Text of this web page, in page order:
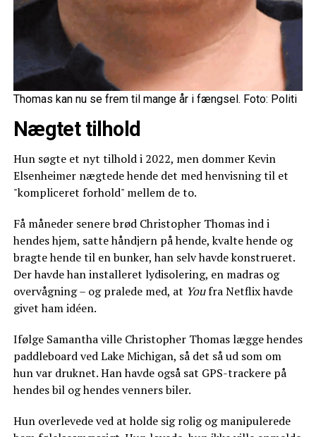
Thomas kan nu se frem til mange år i fængsel. Foto: Politi
Nægtet tilhold
Hun søgte et nyt tilhold i 2022, men dommer Kevin
Elsenheimer nægtede hende det med henvisning til et
"kompliceret forhold" mellem de to.
Få måneder senere brød Christopher Thomas ind i
hendes hjem, satte håndjern på hende, kvalte hende og
bragte hende til en bunker, han selv havde konstrueret.
Der havde han installeret lydisolering, en madras og
overvågning – og pralede med, at Youfra Netflix havde
givet ham idéen.
Ifølge Samantha ville Christopher Thomas lægge hendes
paddleboard ved Lake Michigan, så det så ud som om
hun var druknet. Han havde også sat GPS-trackere på
hendes bil og hendes venners biler.
Hun overlevede ved at holde sig rolig og manipulerede